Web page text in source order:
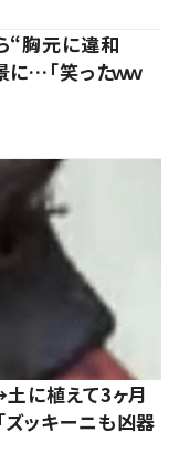
“胸元に違和
…「笑ったｗｗ
に植えて3ヶ月
ッキーニも凶器